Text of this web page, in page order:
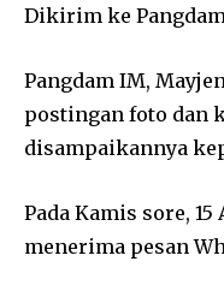
Dikirim ke Pangdam
Pangdam IM,
postingan foto dan
disampaikannya
Pada Kamis sore, 15
menerima pesan